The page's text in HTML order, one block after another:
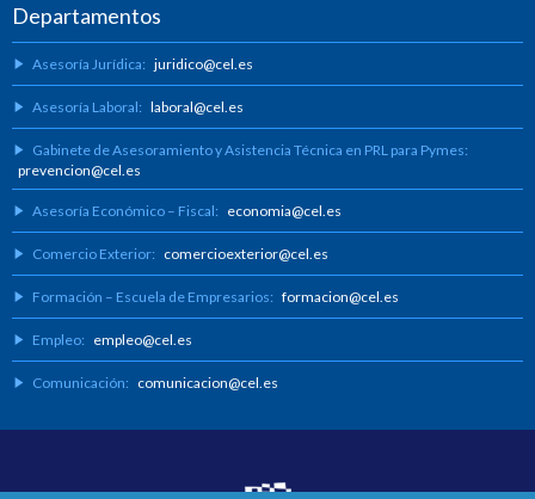
Departamentos
Asesoría Jurídica: juridico@cel.es
Asesoría Laboral: laboral@cel.es
Gabinete de Asesoramiento y Asistencia Técnica en PRL para Pymes:
prevencion@cel.es
Asesoría Económico – Fiscal: economia@cel.es
Comercio Exterior: comercioexterior@cel.es
Formación – Escuela de Empresarios: formacion@cel.es
Empleo: empleo@cel.es
Comunicación: comunicacion@cel.es